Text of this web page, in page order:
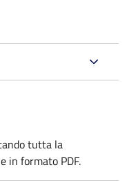
tutta la
in formato PDF.